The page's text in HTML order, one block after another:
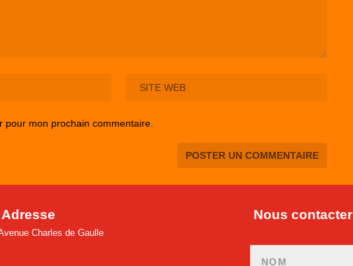
pour mon prochain commentaire.
Adresse
Charles de Gaulle
Nous contacter